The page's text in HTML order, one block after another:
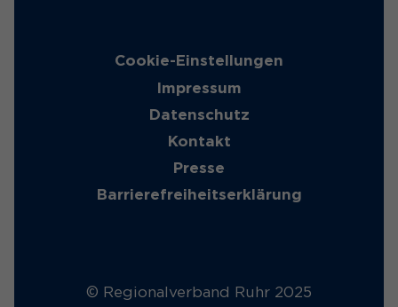
© Regionalverband Ruhr 2025
Cookie-Einstellungen
Impressum
Datenschutz
Kontakt
Presse
Barrierefreiheitserklärung